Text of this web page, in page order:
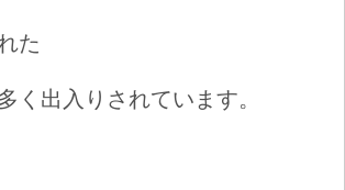
た
く出入りされています。